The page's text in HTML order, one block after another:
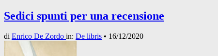
Sedici spunti per una recensione
di Enrico De Zordo in: De libris • 16/12/2020